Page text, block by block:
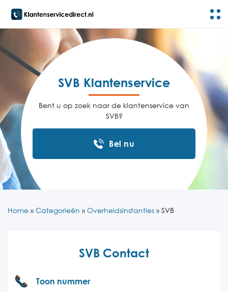
SVB Klantenservice
Bent u op zoek naar de klantenservice van
SVB?
Bel nu
Home » Categorieën » Overheidsinstanties » SVB
SVB Contact
Toon nummer